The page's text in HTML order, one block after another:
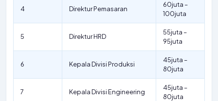
4 Direktur Pemasaran
60juta –
100juta
5 Direktur HRD
55juta –
95juta
6 Kepala Divisi Produksi
45juta –
80juta
7 Kepala Divisi Engineering
45juta –
80juta